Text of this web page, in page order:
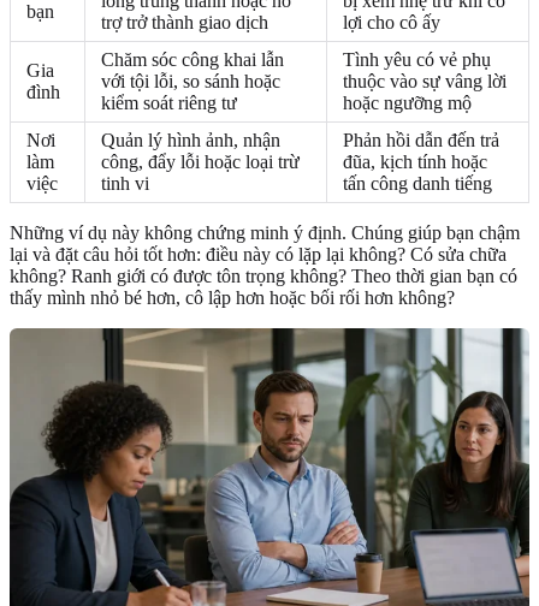
bạn
trợ trở thành giao dịch
lợi cho cô ấy
Gia
đình
Chăm sóc công khai lẫn
với tội lỗi, so sánh hoặc
kiểm soát riêng tư
Tình yêu có vẻ phụ
thuộc vào sự vâng lời
hoặc ngưỡng mộ
Nơi
làm
việc
Quản lý hình ảnh, nhận
công, đẩy lỗi hoặc loại trừ
tinh vi
Phản hồi dẫn đến trả
đũa, kịch tính hoặc
tấn công danh tiếng
Những ví dụ này không chứng minh ý định. Chúng giúp bạn chậm
lại và đặt câu hỏi tốt hơn: điều này có lặp lại không? Có sửa chữa
không? Ranh giới có được tôn trọng không? Theo thời gian bạn có
thấy mình nhỏ bé hơn, cô lập hơn hoặc bối rối hơn không?